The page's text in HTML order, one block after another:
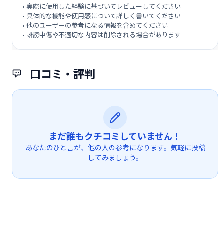
口コミ・評判
まだ誰もクチコミしていません！
あなたのひと言が、他の人の参考になります。気軽に投稿
してみましょう。
• 実際に使用した経験に基づいてレビューしてください
• 具体的な機能や使用感について詳しく書いてください
• 他のユーザーの参考になる情報を含めてください
• 誹謗中傷や不適切な内容は削除される場合があります